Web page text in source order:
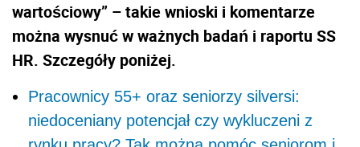
wartościowy” – takie wnioski i komentarze
można wysnuć w ważnych badań i raportu SS
HR. Szczegóły poniżej.
Pracownicy 55+ oraz seniorzy silversi:
niedoceniany potencjał czy wykluczeni z